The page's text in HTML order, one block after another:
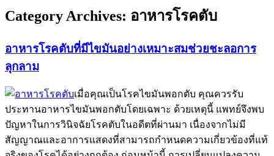
Category Archives: อาหารโรคตับ
อาหารโรคตับที่มีไขมันอย่างเหมาะสมช่วยชะลอการ
ลุกลาม
เมื่อคุณเป็นโรคไขมันพอกตับ คุณควรรับ
ประทานอาหารไขมันพอกตับโดยเฉพาะ ด้วยเหตุนี้ แพทย์จึงพบ
ปัญหาในการวินิจฉัยโรคตับในอดีตที่ผ่านมา เนื่องจากไม่มี
สัญญาณและอาการแสดงที่สามารถกำหนดความเกี่ยวข้องที่แท้